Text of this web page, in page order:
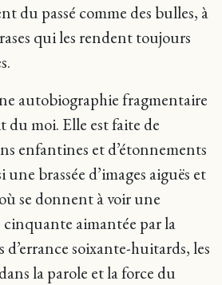
du passé comme des bulles, à
qui les rendent toujours
autobiographie fragmentaire
du moi. Elle est faite de
enfantines et d’étonnements
une brassée d’images aiguës et
se donnent à voir une
cinquante aimantée par la
soixante-huitards, les
la parole et la force du